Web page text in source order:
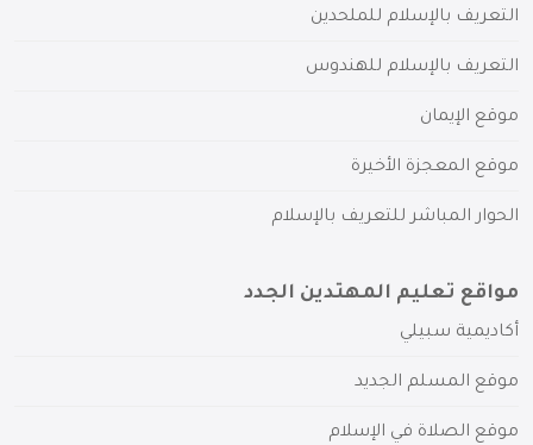
التعريف بالإسلام للملحدين
التعريف بالإسلام للهندوس
موقع الإيمان
موقع المعجزة الأخيرة
الحوار المباشر للتعريف بالإسلام
مواقع تعليم المهتدين الجدد
أكاديمية سبيلي
موقع المسلم الجديد
موقع الصلاة في الإسلام